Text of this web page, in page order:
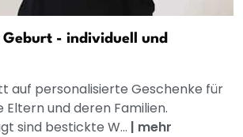
Geburt - individuell und
auf personalisierte Geschenke für
und deren Familien.
sind bestickte W... | mehr